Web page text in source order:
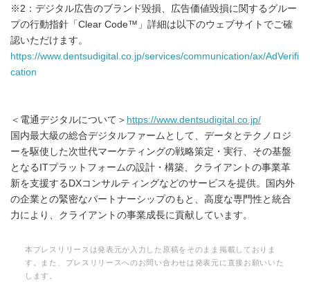
※2：デジタル広告のブランド毀損、広告価値毀損に関するグルー
プの行動指針「Clear Code™」詳細は以下のウェブサイトでご確
認いただけます。
https://www.dentsudigital.co.jp/services/communication/ax/AdVerifi
cation
＜電通デジタルについて＞ https://www.dentsudigital.co.jp/
国内最大級の総合デジタルファームとして、データとテクノロジ
ーを駆使した次世代マーケティングの戦略策定・実行、その基盤
となるITプラットフォームの設計・構築、クライアントの事業革
新を支援するDXコンサルティングなどのサービスを提供。国内外
の企業との緊密なパートナーシップのもと、高度な専門性と統合
力により、クライアントの事業成長に貢献しています。
本プレスリリースは発表元が入力した原稿をそのまま掲載しておりま
す。また、プレスリリースへのお問い合わせは発表元に直接お願いいた
します。